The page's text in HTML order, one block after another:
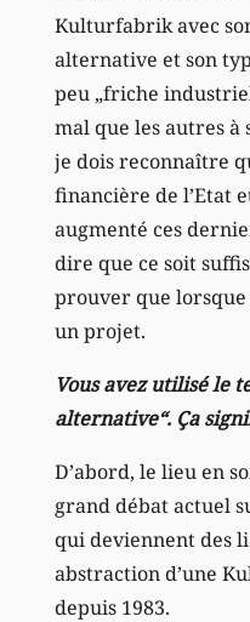
Kulturfabrik avec
alternative et son
peu „friche
mal que les autres à
je dois reconnaître
financière de l’Etat
augmenté ces
dire que ce soit
prouver que lorsque
un projet.
Vous avez utilisé le
alternative“. Ça
D’abord, le lieu en
grand débat actuel
qui deviennent des
abstraction d’une
depuis 1983.